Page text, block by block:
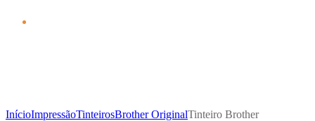
InícioImpressãoTinteirosBrother OriginalTinteiro Brother